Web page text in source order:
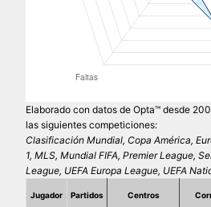
Elaborado con datos de Opta™ desde
las siguientes competiciones:
Clasificación Mundial, Copa América,
1, MLS, Mundial FIFA, Premier League,
League, UEFA Europa League, UEFA
Jugador Partidos Centros